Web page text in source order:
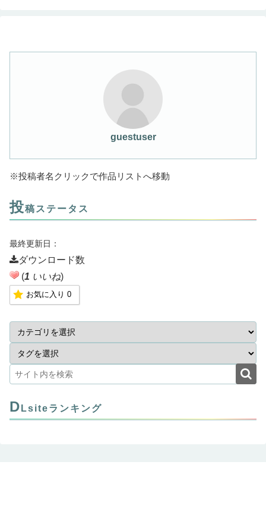
guestuser
※投稿者名クリックで作品リストへ移動
投稿ステータス
最終更新日：
ダウンロード数
(1 いいね)
お気に入り 0
D Lsiteランキング